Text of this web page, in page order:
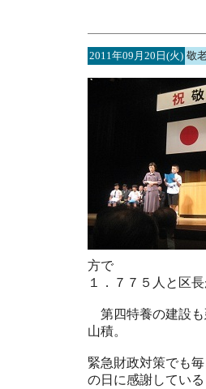
2011年09月20日(火) 敬
方で
１．７７５人と区長
第四特養の建設も
山積。
緊急財政対策でも
の日に感謝してい